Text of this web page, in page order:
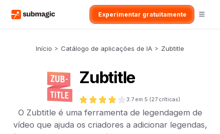
Experimentar gratuitamente
Início > Catálogo de aplicações de IA > Zubtitle
Zubtitle
3.7 em 5 (27 críticas)
O Zubtitle é uma ferramenta de legendagem de
vídeo que ajuda os criadores a adicionar legendas,